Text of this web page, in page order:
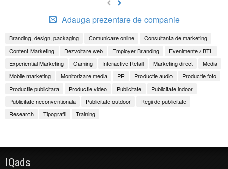
Adauga prezentare de companie
Branding, design, packaging Comunicare online
Consultanta de marketing
Content Marketing
Dezvoltare web Employer Branding
Evenimente / BTL
Experiential Marketing
Gaming Interactive Retail Marketing direct
Media
Mobile marketing
Monitorizare media PR Productie audio
Productie foto
Productie publicitara
Productie video Publicitate
Publicitate indoor
Publicitate neconventionala
Publicitate outdoor
Regii de publicitate
Research
Tipografii Training
IQads